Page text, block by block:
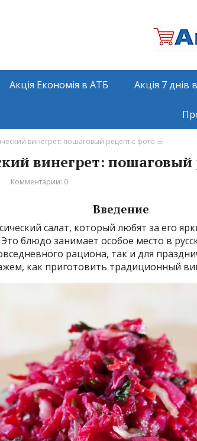
Акція Економія в АТБ Акція 7 днів
винегрет: пошаговый рецепт с фото 🥗
винегрет: пошаговый
Комментарии: 0
Введение
салат, который любят за его
блюдо занимает особое место в
рациона, так и для
как приготовить традиционный